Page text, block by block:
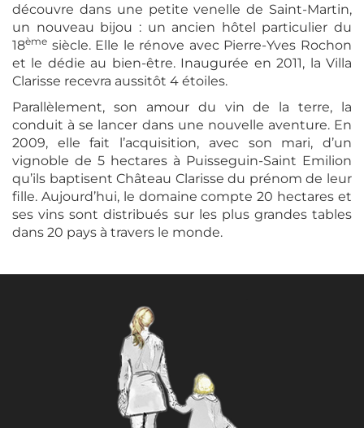
découvre dans une petite venelle de Saint-Martin,
un nouveau bijou : un ancien hôtel particulier du
18ème siècle. Elle le rénove avec Pierre-Yves Rochon
et le dédie au bien-être. Inaugurée en 2011, la Villa
Clarisse recevra aussitôt 4 étoiles.
Parallèlement, son amour du vin de la terre, la
conduit à se lancer dans une nouvelle aventure. En
2009, elle fait l’acquisition, avec son mari, d’un
vignoble de 5 hectares à Puisseguin-Saint Emilion
qu’ils baptisent Château Clarisse du prénom de leur
fille. Aujourd’hui, le domaine compte 20 hectares et
ses vins sont distribués sur les plus grandes tables
dans 20 pays à travers le monde.